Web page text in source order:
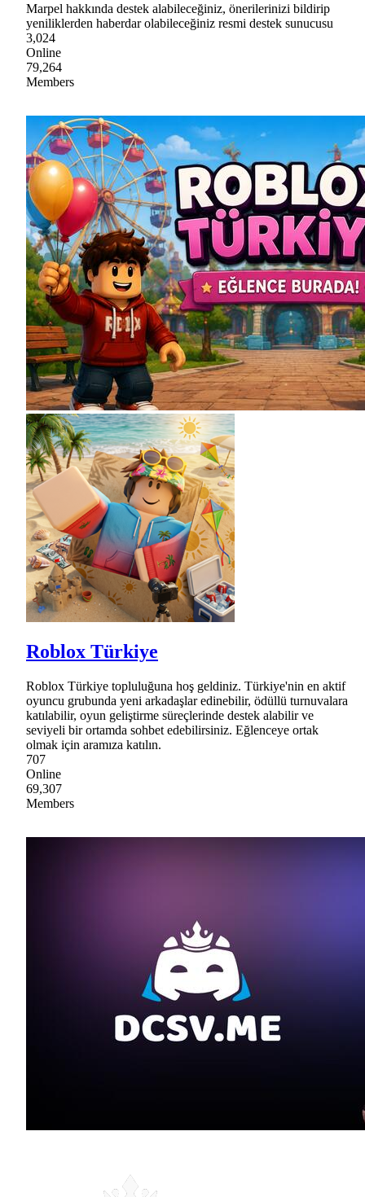
Marpel hakkında destek alabileceğiniz, önerilerinizi bildirip
yeniliklerden haberdar olabileceğiniz resmi destek sunucusu
3,024
Online
79,264
Members
Roblox Türkiye
Roblox Türkiye topluluğuna hoş geldiniz. Türkiye'nin en aktif
oyuncu grubunda yeni arkadaşlar edinebilir, ödüllü turnuvalara
katılabilir, oyun geliştirme süreçlerinde destek alabilir ve
seviyeli bir ortamda sohbet edebilirsiniz. Eğlenceye ortak
olmak için aramıza katılın.
707
Online
69,307
Members